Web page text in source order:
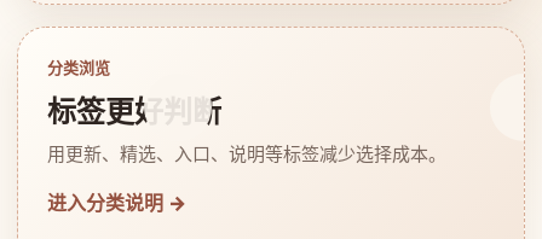
分类浏览
标签更好判断
用更新、精选、入口、说明等标签减少选择成本。
进入分类说明 →